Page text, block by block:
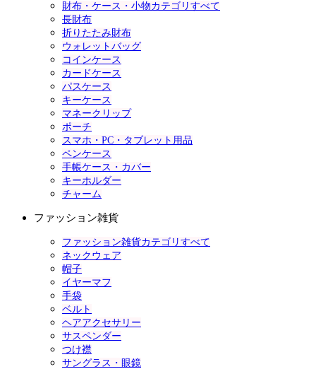
財布・ケース・小物カテゴリすべて
長財布
折りたたみ財布
ウォレットバッグ
コインケース
カードケース
パスケース
キーケース
マネークリップ
ポーチ
スマホ・PC・タブレット用品
ペンケース
手帳ケース・カバー
キーホルダー
チャーム
ファッション雑貨
ファッション雑貨カテゴリすべて
ネックウェア
帽子
イヤーマフ
手袋
ベルト
ヘアアクセサリー
サスペンダー
つけ襟
サングラス・眼鏡